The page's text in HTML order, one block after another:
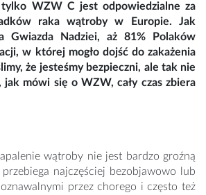
tylko WZW C jest odpowiedzialne za
raka wątroby w Europie. Jak
Gwiazda Nadziei, aż 81% Polaków
w której mogło dojść do zakażenia
że jesteśmy bezpieczni, ale tak nie
jak mówi się o WZW, cały czas zbiera
wątroby nie jest bardzo groźną
najczęściej bezobjawowo lub
przez chorego i często też